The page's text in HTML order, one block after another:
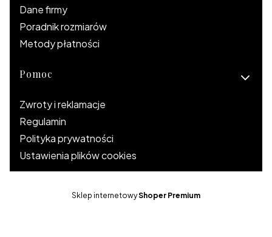
Dane firmy
Poradnik rozmiarów
Metody płatności
Pomoc
Zwroty i reklamacje
Regulamin
Polityka prywatności
Ustawienia plików cookies
Sklep internetowyShoper Premium